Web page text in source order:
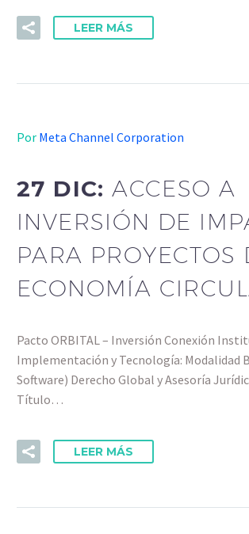
LEER MÁS
Por Meta Channel Corporation
27 DIC:ACCESO A
INVERSIÓN DE
PARA PROYECTOS
ECONOMÍA
Pacto ORBITAL – Inversión Conexión
Implementación y Tecnología: Modalidad
Software) Derecho Global y Asesoría
Título…
LEER MÁS